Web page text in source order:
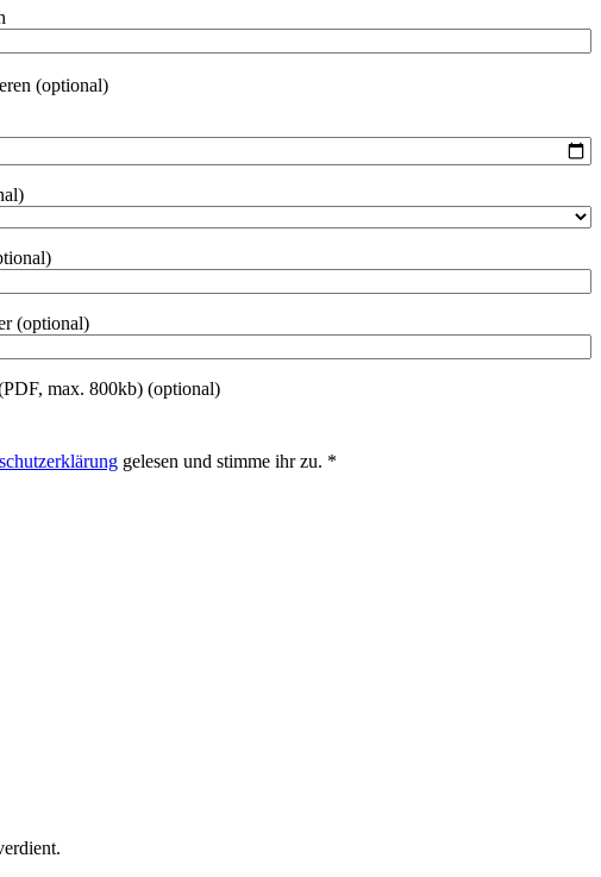
(optional)
(optional)
max. 800kb) (optional)
gelesen und stimme ihr zu. *